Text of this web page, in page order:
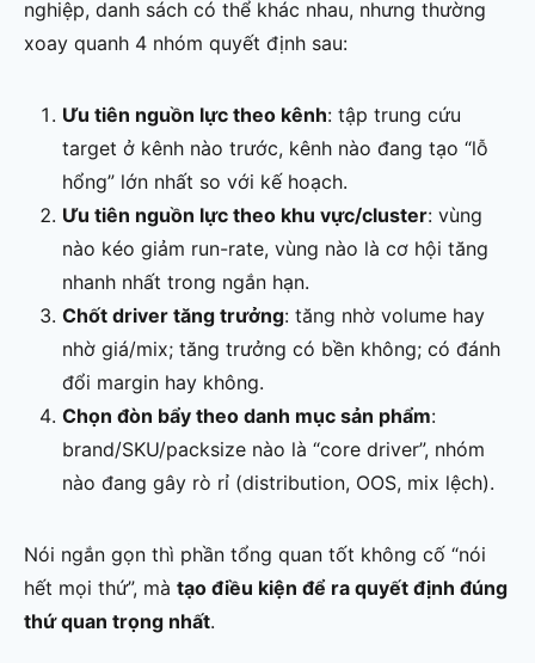
nghiệp, danh sách có thể khác nhau, nhưng thường
xoay quanh 4 nhóm quyết định sau:
Ưu tiên nguồn lực theo kênh: tập trung cứu
target ở kênh nào trước, kênh nào đang tạo “lỗ
hổng” lớn nhất so với kế hoạch.
Ưu tiên nguồn lực theo khu vực/cluster: vùng
nào kéo giảm run-rate, vùng nào là cơ hội tăng
nhanh nhất trong ngắn hạn.
Chốt driver tăng trưởng: tăng nhờ volume hay
nhờ giá/mix; tăng trưởng có bền không; có đánh
đổi margin hay không.
Chọn đòn bẩy theo danh mục sản phẩm:
brand/SKU/packsize nào là “core driver”, nhóm
nào đang gây rò rỉ (distribution, OOS, mix lệch).
Nói ngắn gọn thì phần tổng quan tốt không cố “nói
hết mọi thứ”, mà tạo điều kiện để ra quyết định đúng
thứ quan trọng nhất.